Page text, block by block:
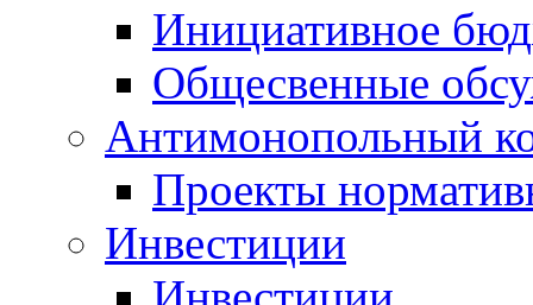
Инициативное
Общесвенные
Антимонопольный
Проекты
Инвестиции